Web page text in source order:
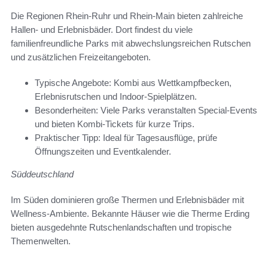
Die Regionen Rhein-Ruhr und Rhein-Main bieten zahlreiche
Hallen- und Erlebnisbäder. Dort findest du viele
familienfreundliche Parks mit abwechslungsreichen Rutschen
und zusätzlichen Freizeitangeboten.
Typische Angebote: Kombi aus Wettkampfbecken,
Erlebnisrutschen und Indoor-Spielplätzen.
Besonderheiten: Viele Parks veranstalten Special-Events
und bieten Kombi-Tickets für kurze Trips.
Praktischer Tipp: Ideal für Tagesausflüge, prüfe
Öffnungszeiten und Eventkalender.
Süddeutschland
Im Süden dominieren große Thermen und Erlebnisbäder mit
Wellness-Ambiente. Bekannte Häuser wie die Therme Erding
bieten ausgedehnte Rutschenlandschaften und tropische
Themenwelten.